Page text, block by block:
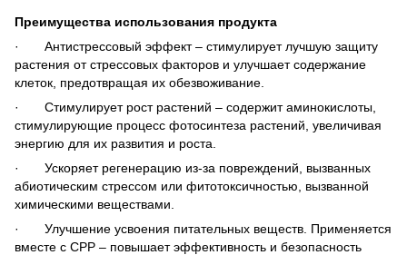
Преимущества использования продукта
· Антистрессовый эффект – стимулирует лучшую защиту
растения от стрессовых факторов и улучшает содержание
клеток, предотвращая их обезвоживание.
· Стимулирует рост растений – содержит аминокислоты,
стимулирующие процесс фотосинтеза растений, увеличивая
энергию для их развития и роста.
· Ускоряет регенерацию из-за повреждений, вызванных
абиотическим стрессом или фитотоксичностью, вызванной
химическими веществами.
· Улучшение усвоения питательных веществ. Применяется
вместе с CPP – повышает эффективность и безопасность